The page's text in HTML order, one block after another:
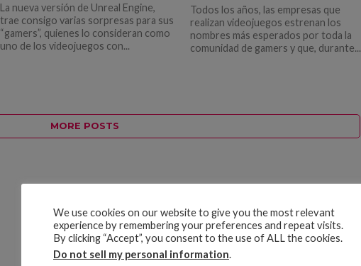
La nueva versión de Unreal Engine,
trae consigo varias sorpresas para sus
“gamers”, quienes lo consideran como
uno de los videojuegos con...
Todos los años, las empresas que
realizan videojuegos estrenan los
nombres más esperados por toda la
comunidad de gamers y que, durante...
MORE POSTS
We use cookies on our website to give you the most relevant
experience by remembering your preferences and repeat visits.
By clicking “Accept”, you consent to the use of ALL the cookies.
Do not sell my personal information.